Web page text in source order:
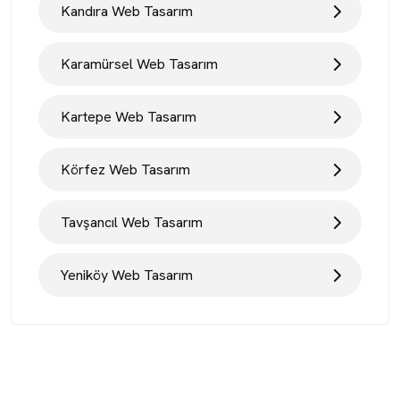
Kandıra Web Tasarım
Karamürsel Web Tasarım
Kartepe Web Tasarım
Körfez Web Tasarım
Tavşancıl Web Tasarım
Yeniköy Web Tasarım